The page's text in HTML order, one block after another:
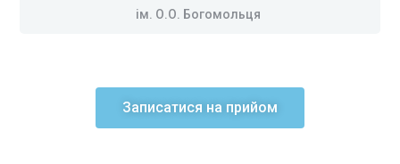
ім. О.О. Богомольця
Записатися на прийом